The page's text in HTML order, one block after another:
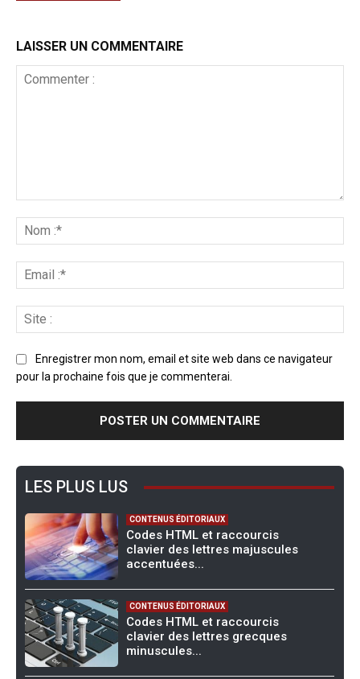
LAISSER UN COMMENTAIRE
Enregistrer mon nom, email et site web dans ce navigateur
pour la prochaine fois que je commenterai.
LES PLUS LUS
CONTENUS ÉDITORIAUX
Codes HTML et raccourcis
clavier des lettres majuscules
accentuées...
CONTENUS ÉDITORIAUX
Codes HTML et raccourcis
clavier des lettres grecques
minuscules...